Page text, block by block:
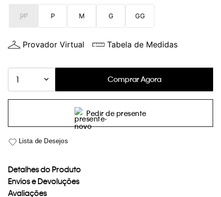
PP P M G GG
Provador Virtual Tabela de Medidas
1 Comprar Agora
Pedir de presente
Detalhes do Produto
Envios e Devoluções
Avaliações